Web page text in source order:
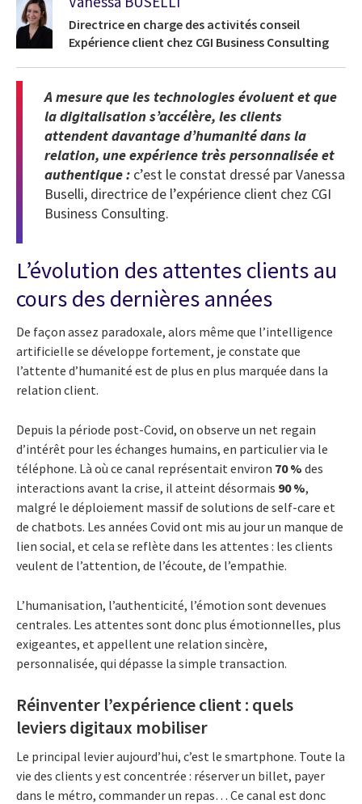
Directrice en charge des activités conseil
Expérience client chez CGI Business Consulting
A mesure que les technologies évoluent et que
la digitalisation s’accélère, les clients
attendent davantage d’humanité dans la
relation, une expérience très personnalisée et
authentique : c’est le constat dressé par Vanessa
Buselli, directrice de l’expérience client chez CGI
Business Consulting.
L’évolution des attentes clients au
cours des dernières années
De façon assez paradoxale, alors même que l’intelligence
artificielle se développe fortement, je constate que
l’attente d’humanité est de plus en plus marquée dans la
relation client.
Depuis la période post-Covid, on observe un net regain
d’intérêt pour les échanges humains, en particulier via le
téléphone. Là où ce canal représentait environ 70 % des
interactions avant la crise, il atteint désormais 90 %,
malgré le déploiement massif de solutions de self-care et
de chatbots. Les années Covid ont mis au jour un manque de
lien social, et cela se reflète dans les attentes : les clients
veulent de l’attention, de l’écoute, de l’empathie.
L’humanisation, l’authenticité, l’émotion sont devenues
centrales. Les attentes sont donc plus émotionnelles, plus
exigeantes, et appellent une relation sincère,
personnalisée, qui dépasse la simple transaction.
Réinventer l’expérience client : quels
leviers digitaux mobiliser
Le principal levier aujourd’hui, c’est le smartphone. Toute la
vie des clients y est concentrée : réserver un billet, payer
dans le métro, commander un repas… Ce canal est donc